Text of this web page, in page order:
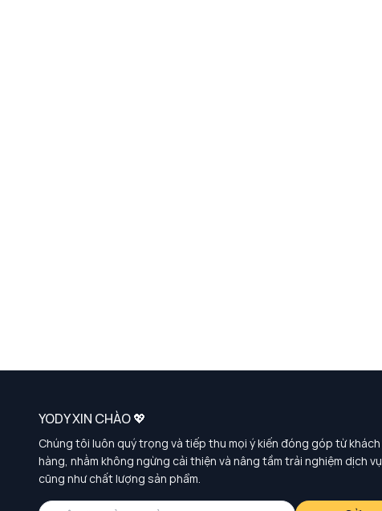
YODY XIN CHÀO 💖
Chúng tôi luôn quý trọng và tiếp thu mọi ý kiến đóng góp từ khách
hàng, nhằm không ngừng cải thiện và nâng tầm trải nghiệm dịch vụ
cũng như chất lượng sản phẩm.